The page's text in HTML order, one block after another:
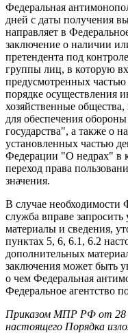
Федеральная
дней с даты получения
направляет в
заключение о наличии
претендента под
группы лиц, в которую
предусмотренных
порядке осуществления
хозяйственные
для обеспечения
государства", а также о
установленных частью
Федерации "О недрах" в
переход права
значения.
В случае необходимости
служба вправе
материалы и сведения,
пунктах 5, 6, 6.1, 6.2
дополнительных
заключения может быть
о чем Федеральная
Федеральное агентство
Приказом МПР РФ от 28
настоящего Порядка